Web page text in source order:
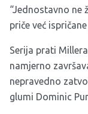
“Jednostavno ne
priče već
Serija prati
namjerno
nepravedno
glumi Dominic